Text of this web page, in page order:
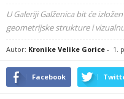
U Galeriji Galženica bit će
geometrijske strukture i
Autor: Kronike Velike Gorice - 1.
Facebook